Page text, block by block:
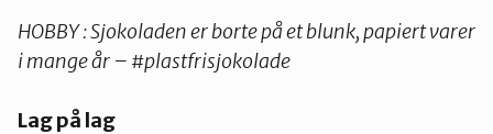
HOBBY : Sjokoladen er borte på et blunk, papiert varer
i mange år – #plastfrisjokolade
Lag på lag